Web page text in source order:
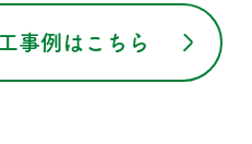
事例はこちら